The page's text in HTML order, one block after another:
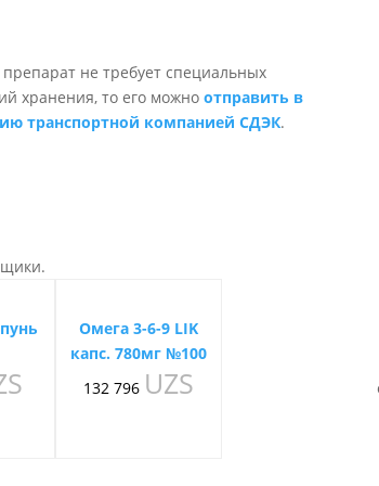
препарат не требует специальных
хранения, то его можно отправить в
транспортной компанией СДЭК.
Омега 3-6-9 LIK
капс. 780мг №100
132 796 UZS